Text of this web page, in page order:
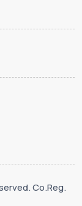
Co.Reg.